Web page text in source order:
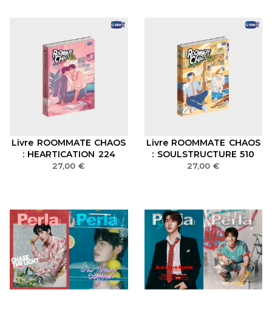
Livre ROOMMATE CHAOS
: HEARTICATION 224
27,00€
Livre ROOMMATE CHAOS
: SOULSTRUCTURE 510
27,00 €